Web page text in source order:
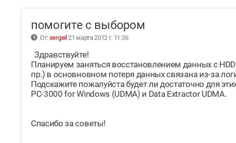
помогите с выбором
От: sergeil 21 марта 2012 г. 11:36
Здравствуйте!
Планируем заняться восстановлением данных с
пр.) в основновном потеря данных связана из-за
Подскажите пожалуйста будет ли достаточно для
PC-3000 for Windows (UDMA) и Data Extractor UDMA.
Спасибо за советы!